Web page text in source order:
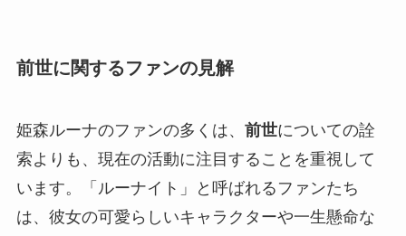
前世に関するファンの見解
姫森ルーナのファンの多くは、 前世についての詮
索よりも、現在の活動に注目することを重視して
います。「ルーナイト」と呼ばれるファンたち
は、彼女の可愛らしいキャラクターや一生懸命な